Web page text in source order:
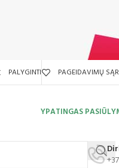
PALYGINTI PAGEIDAVIMŲ
YPATINGAS